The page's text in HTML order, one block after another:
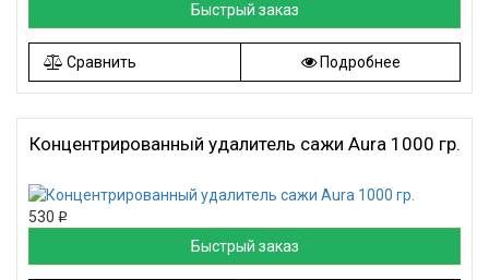
Быстрый заказ
Сравнить Подробнее
Концентрированный удалитель сажи Aura 1000 гр.
530 Р
Быстрый заказ